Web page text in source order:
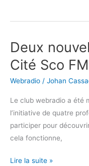
Deux
Cité Sco FM
Webradio / Johan
Le club webradio a été
l’initiative de quatre
participer pour
cela fonctionne,
Deux
Interviews
–
Lire la suite »